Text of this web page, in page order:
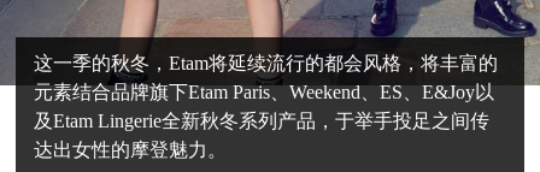
这一季的秋冬，Etam将延续流行的都会风格，将丰富的
元素结合品牌旗下Etam Paris、Weekend、ES、E&Joy以
及Etam Lingerie全新秋冬系列产品，于举手投足之间传
达出女性的摩登魅力。